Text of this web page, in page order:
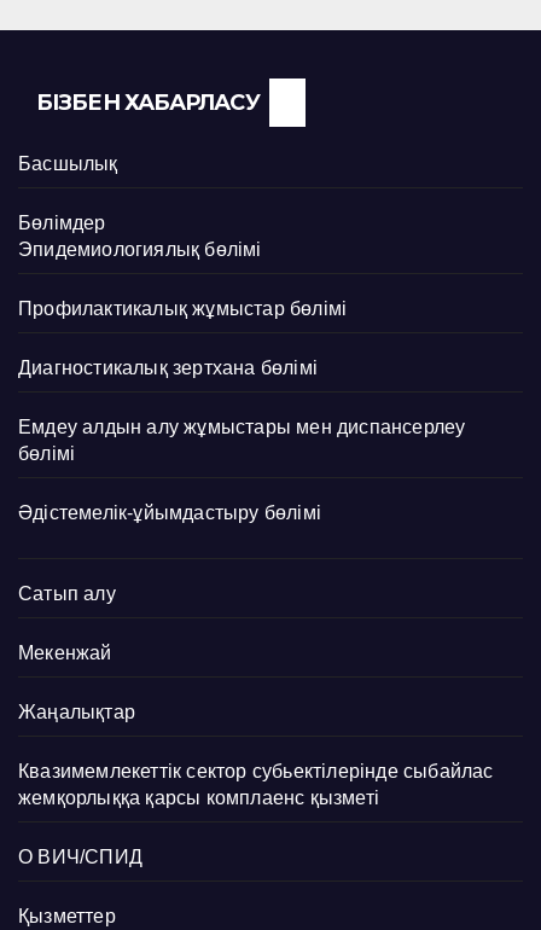
БІЗБЕН ХАБАРЛАСУ
Басшылық
Бөлімдер
Эпидемиологиялық бөлімі
Профилактикалық жұмыстар бөлімі
Диагностикалық зертхана бөлімі
Емдеу алдын алу жұмыстары мен диспансерлеу
бөлімі
Әдістемелік-ұйымдастыру бөлімі
Сатып алу
Мекенжай
Жаңалықтар
Квазимемлекеттік сектор субьектілерінде сыбайлас
жемқорлыққа қарсы комплаенс қызметі
О ВИЧ/СПИД
Қызметтер